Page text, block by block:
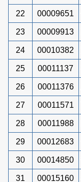
22 00009651
23 00009913
24 00010382
25 00011137
26 00011376
27 00011571
28 00011988
29 00012683
30 00014850
31 00015160